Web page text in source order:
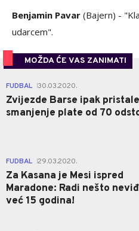
Benjamin Pavar (Bajern) -
udarcem".
MOŽDA ĆE VAS ZANIMATI
FUDBAL 30.03.2020.
Zvijezde Barse ipak
smanjenje plate od 70
FUDBAL 29.03.2020.
Za Kasana je Mesi ispred
Maradone: Radi nešto
već 15 godina!